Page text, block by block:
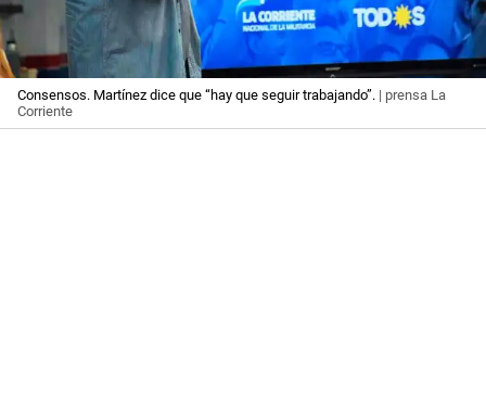
Consensos. Martínez dice que “hay que seguir trabajando”. | prensa La
Corriente